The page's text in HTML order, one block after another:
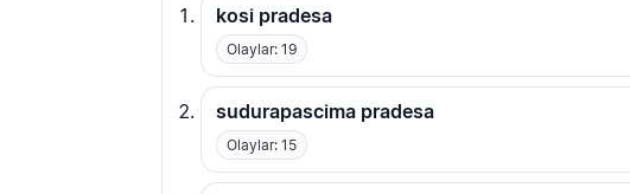
kosi pradesa
Olaylar: 19
sudurapascima pradesa
Olaylar: 15